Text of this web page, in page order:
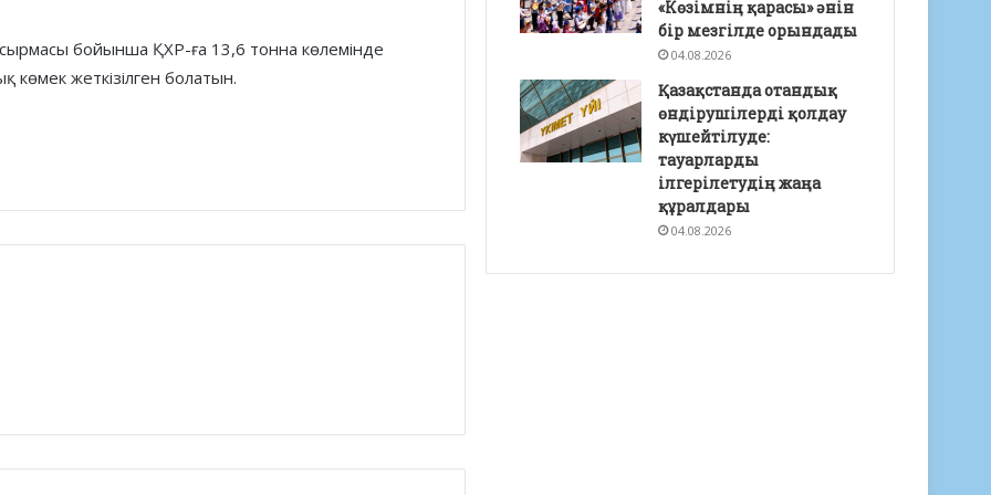
бойынша ҚХР-ға 13,6 тонна көлемінде
жеткізілген болатын.
«Көзімнің қарасы» әнін
бір мезгілде орындады
04.08.2026
Қазақстанда отандық
өндірушілерді қолдау
күшейтілуде:
тауарларды
ілгерілетудің жаңа
құралдары
04.08.2026